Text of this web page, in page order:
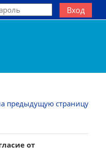
строки
Вход
предыдущую страницу
от